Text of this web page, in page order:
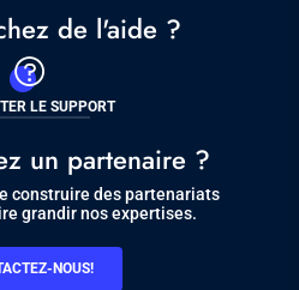
de l'aide ?
LE SUPPORT
un partenaire ?
construire des partenariats
grandir nos expertises.
NOUS!